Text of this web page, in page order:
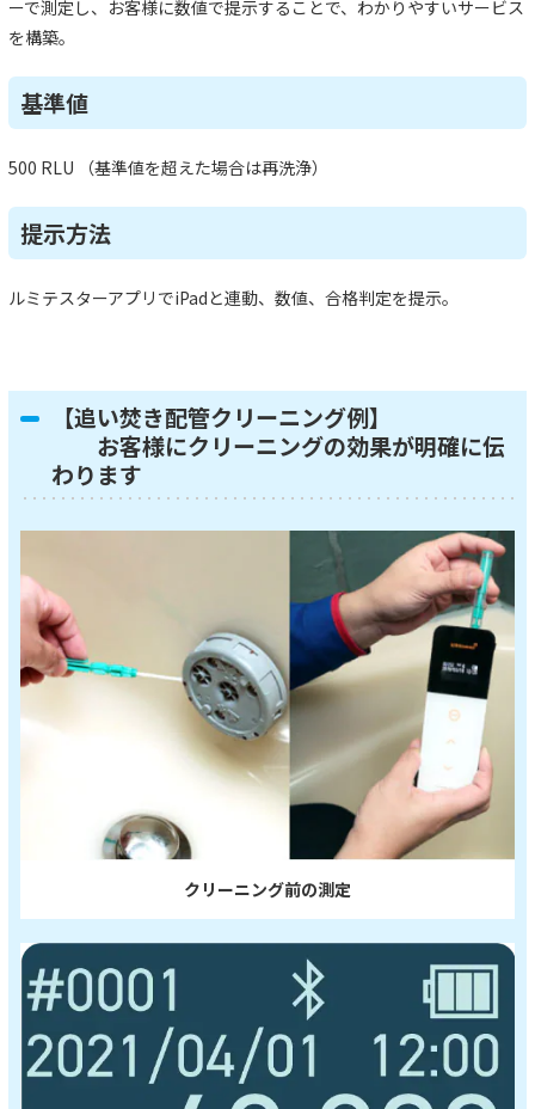
ーで測定し、お客様に数値で提示することで、わかりやすいサービス
を構築。
基準値
500 RLU （基準値を超えた場合は再洗浄）
提示方法
ルミテスターアプリでiPadと連動、数値、合格判定を提示。
【追い焚き配管クリーニング例】
お客様にクリーニングの効果が明確に伝
わります
クリーニング前の測定